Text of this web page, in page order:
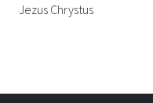
Jezus Chrystus